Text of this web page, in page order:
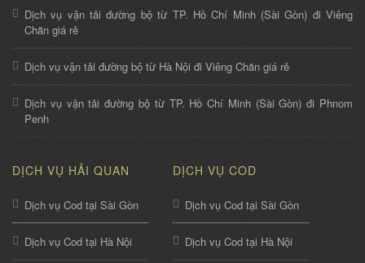
Dịch vụ vận tải đường bộ từ TP. Hồ Chí Minh (Sài Gòn) đi Viêng
Chăn giá rẻ
Dịch vụ vận tải đường bộ từ Hà Nội đi Viêng Chăn giá rẻ
Dịch vụ vận tải đường bộ từ TP. Hồ Chí Minh (Sài Gòn) đi Phnom
Penh
DỊCH VỤ HẢI QUAN
Dịch vụ Cod tại Sài Gòn
Dịch vụ Cod tại Hà Nội
DỊCH VỤ COD
Dịch vụ Cod tại Sài Gòn
Dịch vụ Cod tại Hà Nội